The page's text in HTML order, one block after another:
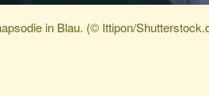
in Blau. (© Ittipon/